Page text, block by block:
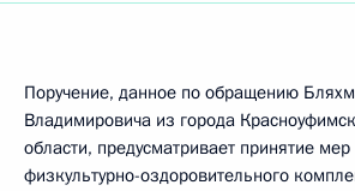
Поручение, данное по обращению
Владимировича из города
области, предусматривает принятие мер
физкультурно-оздоровительного